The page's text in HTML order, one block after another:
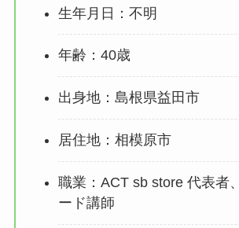
生年月日：不明
年齢：40歳
出身地：島根県益田市
居住地：相模原市
職業：ACT sb store 代表者
ード講師